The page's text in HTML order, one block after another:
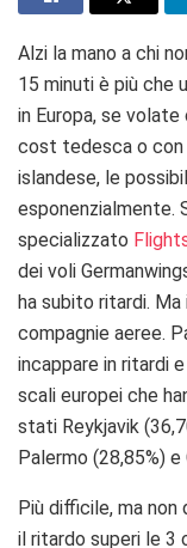
Alzi la mano a chi
15 minuti è più che
in Europa, se volate
cost tedesca o con
islandese, le
esponenzialmente.
specializzato
dei voli
ha subito ritardi.
compagnie aeree.
incappare in ritardi
scali europei che
stati Reykjavik
Palermo (28,85%) e
Più difficile, ma
il ritardo superi le 3